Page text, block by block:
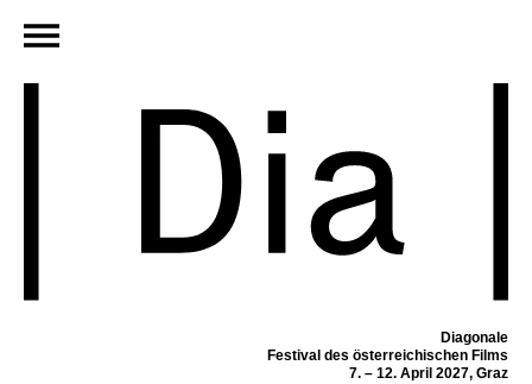
Diagonale
Festival des österreichischen Films
7. – 12. April 2027, Graz